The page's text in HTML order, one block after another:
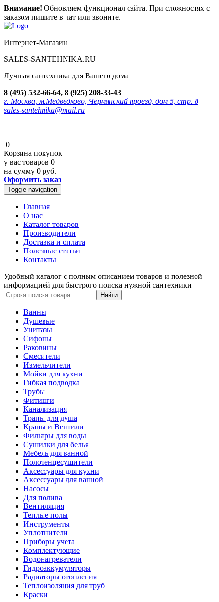
Внимание! Обновляем функционал сайта. При сложностях с
заказом пишите в чат или звоните.
Интернет-Магазин
SALES-SANTEHNIKA.RU
Лучшая сантехника для Вашего дома
8 (495) 532-66-64, 8 (925) 208-33-43
г. Москва, м.Медведково, Чермянский проезд, дом 5, стр. 8
sales-santehnika@mail.ru
0
Корзина покупок
у вас товаров 0
на сумму 0 руб.
Оформить заказ
Toggle navigation
Главная
О нас
Каталог товаров
Производители
Доставка и оплата
Полезные статьи
Контакты
Удобный каталог с полным описанием товаров и полезной
информацией для быстрого поиска нужной сантехники
Ванны
Душевые
Унитазы
Сифоны
Раковины
Смесители
Измельчители
Мойки для кухни
Гибкая подводка
Трубы
Фитинги
Канализация
Трапы для душа
Краны и Вентили
Фильтры для воды
Сушилки для белья
Мебель для ванной
Полотенцесушители
Аксессуары для кухни
Аксессуары для ванной
Насосы
Для полива
Вентиляция
Теплые полы
Инструменты
Уплотнители
Приборы учета
Комплектующие
Водонагреватели
Гидроаккумуляторы
Радиаторы отопления
Теплоизоляция для труб
Краски